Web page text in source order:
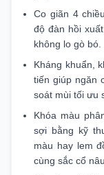
Co giãn 4
độ đàn hồi
không lo gò bó.
Kháng khuẩn,
tiến giúp ngăn
soát mùi tối ưu
Khóa màu
sợi bằng kỹ
màu hay lem
cùng sắc cổ